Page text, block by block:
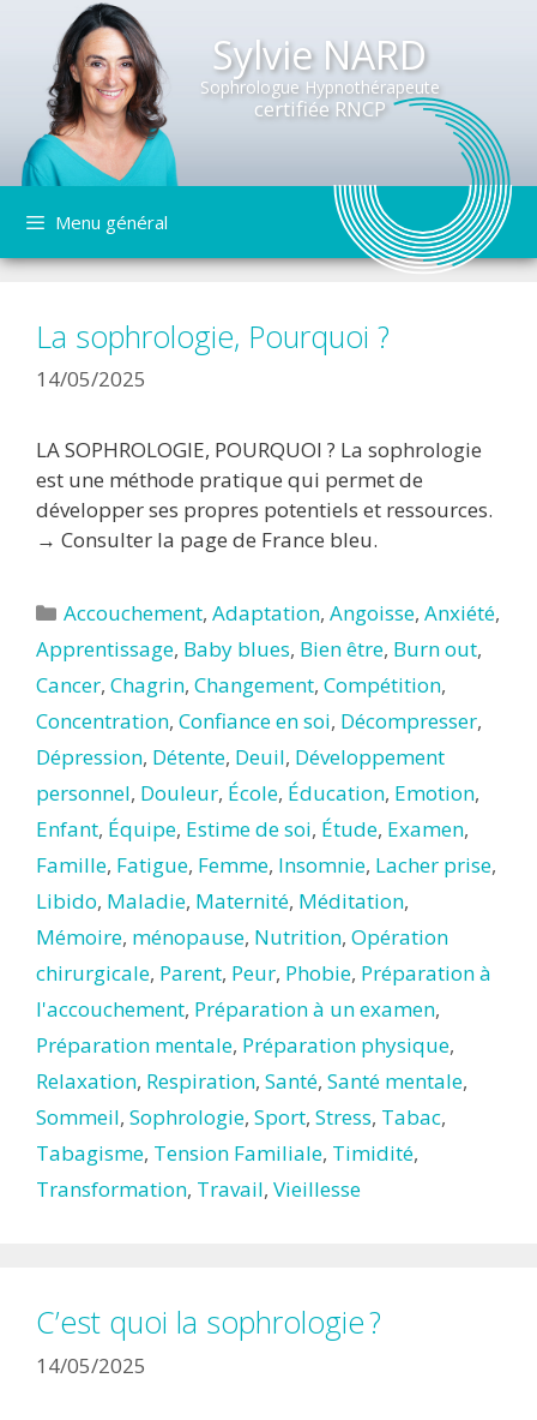
Sylvie NARD
Sophrologue Hypnothérapeute
certifiée RNCP
contenu
Menu général
La sophrologie, Pourquoi ?
14/05/2025
LA SOPHROLOGIE, POURQUOI ? La sophrologie
est une méthode pratique qui permet de
développer ses propres potentiels et ressources.
→ Consulter la page de France bleu.
Catégories
Accouchement,Adaptation,Angoisse,Anxiété,
Apprentissage, Baby blues, Bien être, Burn out,
Cancer, Chagrin, Changement, Compétition,
Concentration, Confiance en soi, Décompresser,
Dépression, Détente, Deuil, Développement
personnel, Douleur, École, Éducation, Emotion,
Enfant, Équipe, Estime de soi, Étude, Examen,
Famille, Fatigue, Femme, Insomnie, Lacher prise,
Libido, Maladie, Maternité, Méditation,
Mémoire, ménopause, Nutrition, Opération
chirurgicale, Parent, Peur, Phobie, Préparation à
l'accouchement, Préparation à un examen,
Préparation mentale, Préparation physique,
Relaxation, Respiration, Santé, Santé mentale,
Sommeil, Sophrologie, Sport, Stress, Tabac,
Tabagisme, Tension Familiale, Timidité,
Transformation, Travail, Vieillesse
C’est quoi la sophrologie ?
14/05/2025